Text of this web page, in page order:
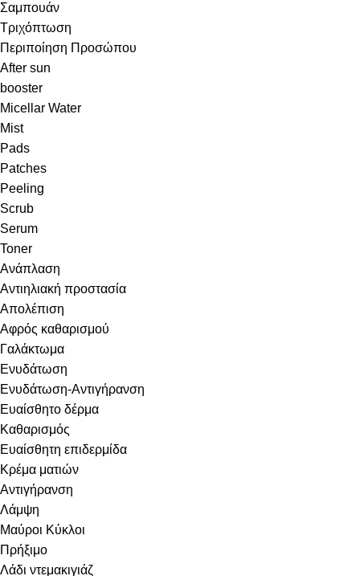
Σαμπουάν
Τριχόπτωση
Περιποίηση Προσώπου
After sun
booster
Micellar Water
Mist
Pads
Patches
Peeling
Scrub
Serum
Toner
Ανάπλαση
Αντιηλιακή προστασία
Απολέπιση
Αφρός καθαρισμού
Γαλάκτωμα
Ενυδάτωση
Ενυδάτωση-Αντιγήρανση
Ευαίσθητο δέρμα
Καθαρισμός
Ευαίσθητη επιδερμίδα
Κρέμα ματιών
Αντιγήρανση
Λάμψη
Μαύροι Κύκλοι
Πρήξιμο
Λάδι ντεμακιγιάζ